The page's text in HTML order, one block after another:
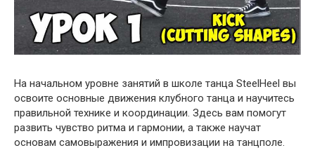
На начальном уровне занятий в школе танца SteelHeel вы
освоите основные движения клубного танца и научитесь
правильной технике и координации. Здесь вам помогут
развить чувство ритма и гармонии, а также научат
основам самовыражения и импровизации на танцполе.